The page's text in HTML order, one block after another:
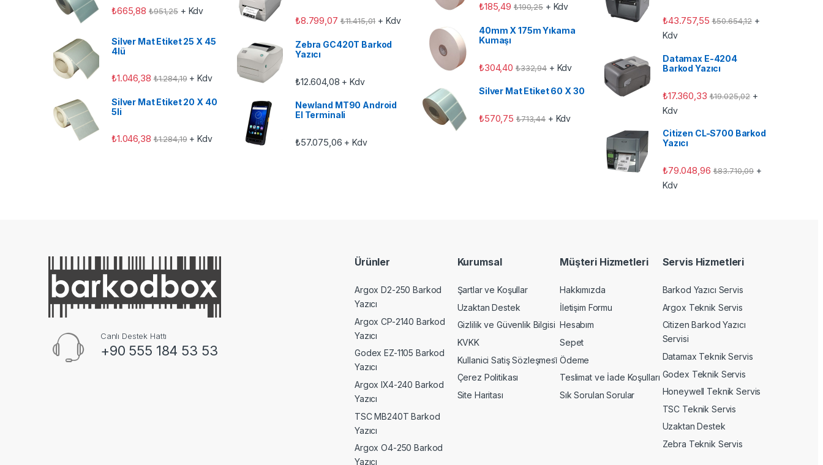
₺665,88 ₺951,25+ Kdv
Silver Mat Etiket 25 X 45
4lü
₺1.046,38 ₺1.284,19+ Kdv
Silver Mat Etiket 20 X 40
5li
₺1.046,38 ₺1.284,19+ Kdv
₺8.799,07 ₺11.415,01+ Kdv
Zebra GC420T Barkod
Yazıcı
₺12.604,08 + Kdv
Newland MT90 Android
El Terminali
₺57.075,06 + Kdv
₺185,49 ₺190,25+ Kdv
40mm X 175m Yıkama
Kumaşı
₺304,40 ₺332,94+ Kdv
Silver Mat Etiket 60 X 30
₺570,75 ₺713,44+ Kdv
₺43.757,55 ₺50.654,12 +
Kdv
Datamax E-4204
Barkod Yazıcı
₺17.360,33 ₺19.025,02 +
Kdv
Citizen CL-S700 Barkod
Yazıcı
₺79.048,96 ₺83.710,09 +
Kdv
Canlı Destek Hattı
+90 555 184 53 53
Ürünler
Argox D2-250 Barkod
Yazıcı
Argox CP-2140 Barkod
Yazıcı
Godex EZ-1105 Barkod
Yazıcı
Argox IX4-240 Barkod
Yazıcı
TSC MB240T Barkod
Yazıcı
Argox O4-250 Barkod
Yazıcı
Kurumsal
Şartlar ve Koşullar
Uzaktan Destek
Gizlilik ve Güvenlik Bilgisi
KVKK
Kullanici Satiş Sözleşmesi̇
Çerez Politikası
Site Haritası
Müşteri Hizmetleri
Hakkımızda
İletişim Formu
Hesabım
Sepet
Ödeme
Teslimat ve İade Koşulları
Sık Sorulan Sorular
Servis Hizmetleri
Barkod Yazıcı Servis
Argox Teknik Servis
Citizen Barkod Yazıcı
Servisi
Datamax Teknik Servis
Godex Teknik Servis
Honeywell Teknik Servis
TSC Teknik Servis
Uzaktan Destek
Zebra Teknik Servis